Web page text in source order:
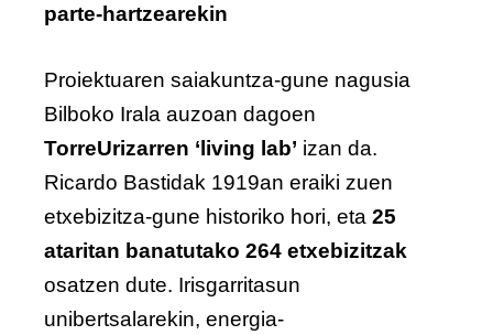
parte-hartzearekin
Proiektuaren saiakuntza-gune nagusia
Bilboko Irala auzoan dagoen
TorreUrizarren ‘living lab’ izan da.
Ricardo Bastidak 1919an eraiki zuen
etxebizitza-gune historiko hori, eta 25
ataritan banatutako 264 etxebizitzak
osatzen dute. Irisgarritasun
unibertsalarekin, energia-